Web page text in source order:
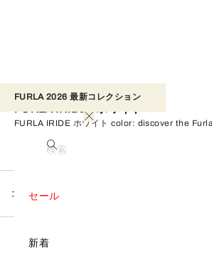
FURLA 2026 最新コレクション​
検索
セール
新着
すべて見る
すべて見る
すべて見る
トートバッグ
すべて見る
財布
すべて見る
スカーフ & バンドゥ
すべて見る
FURLA DIVIDE IT
すべて見る
バッグ
すべて見る
ミニバッグ
FURLA TONIE
FURLA CAPRICCIO
カテゴリー別
コレクション別
すべて見る
財布
財布と革小物
すべて見る
スカーフ & バンドゥ
アクセサリー
すべて見る
バックパック
すべて見る
財布
すべて見る
モバイルケース＆カバー
すべて見る
バッグ
セール
新着
FURLA IRIDE ホワイト color: discover the
perfect product for you, and shop on the
コレクション
フィルター
すべてクリア